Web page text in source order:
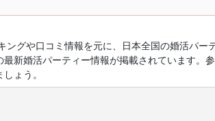
グや口コミ情報を元に、日本全国の婚活パ
新婚活パーティー情報が掲載されています。
ょう。